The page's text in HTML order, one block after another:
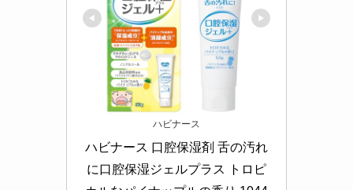
ハビナース
ハビナース 口腔保湿剤 舌の汚れ
に口腔保湿ジェルプラス トロピ